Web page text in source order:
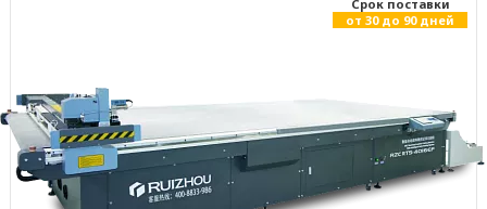
Cрок поставки
от 30 до 90 дней